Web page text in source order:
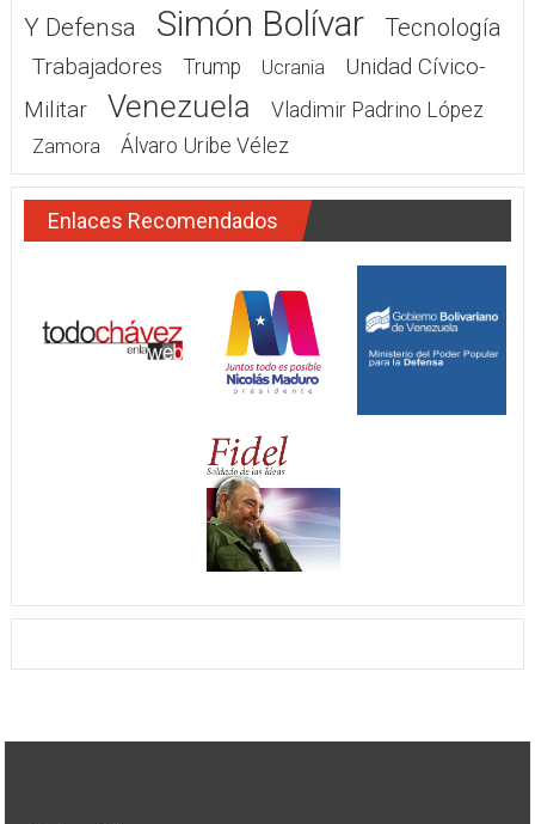
Y Defensa
Simón Bolívar Tecnología
Trabajadores Trump Ucrania
Unidad Cívico-
Militar
Venezuela Vladimir Padrino López
Zamora Álvaro Uribe Vélez
Enlaces Recomendados